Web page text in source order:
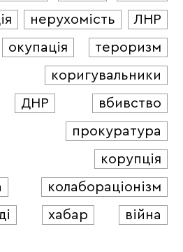
нерухомість
ЛНР
окупація
тероризм
коригувальники
ДНР
вбивство
прокуратура
корупція
колабораціонізм
хабар війна